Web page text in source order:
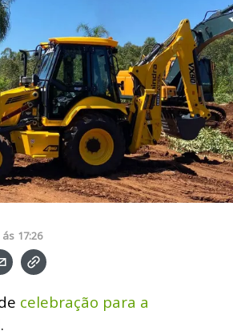
ás 17:26
celebração para a
.